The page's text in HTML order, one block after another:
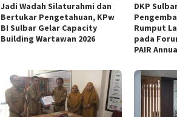
Jadi Wadah Silaturahmi dan
Bertukar Pengetahuan, KPw
BI Sulbar Gelar Capacity
Building Wartawan 2026
DKP
Rumput
pada
PAIR